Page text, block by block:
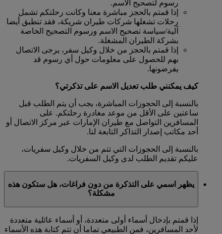
رسوم لتصحيح الاسم.
إذا قمتم بالحجز مباشرة معنا وكانت رحلتكم تشمل
رحلات تشغلها شركات طيران شريكة، فقد تنطبق أيضا
آلية/سياسة تصحيح الاسم ورسوم التصحيح الخاصة
بشركة الطيران المشغلة.
إذا قمتم بالحجز من خلال وكيل سفر، يرجى الاتصال
بهم للحصول على معلومات حول أي رسوم قد
يفرضونها.
كيف يمكنني طلب تعديل الاسم على تذكرتي؟
بالنسبة إلى الحجوزات المباشرة، يجب أن يتم الطلب قبل
ساعتين على الأقل من موعد مغادرة رحلتكم. على
المسافرين التواصل مع طيران الإمارات عبر مركز الاتصال أو
أحد مكاتب إصدار التذاكر التابعة لنا.
بالنسبة إلى الحجوزات التي تتم من خلال وكيل سفريات،
عليكم تقديم الطلب لدى وكيل السفريات.
يظهر اسمي على التذكرة من دون فراغات، هل ستكون هذه
مشكلة؟
إذا قمتم بإدخال أسماء أولى متعددة، أو أسماء عائلية متعددة
لأحد المسافرين، فمن الطبيعي تماما أن تتم كتابة هذه الأسماء